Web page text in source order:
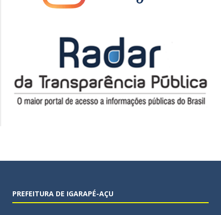
PREFEITURA DE IGARAPÉ-AÇU